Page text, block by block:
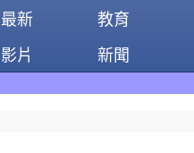
最新 教育
影片 新聞